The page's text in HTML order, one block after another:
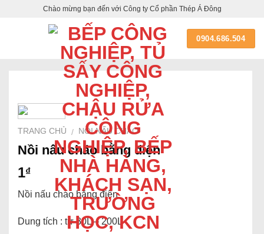
Chào mừng bạn đến với Công ty Cổ phần Thép Á Đông
0904.686.504
TRANG CHỦ / NỒI NẤU CHÁO
Nồi nấu cháo bằng điện
1₫
Nồi nấu cháo bằng điện
Dung tích : từ 30L – 200L